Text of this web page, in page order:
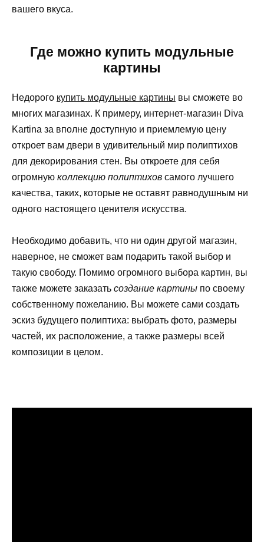
вашего вкуса.
Где можно купить модульные
картины
Недорого купить модульные картины вы сможете во
многих магазинах. К примеру, интернет-магазин Diva
Kartina за вполне доступную и приемлемую цену
откроет вам двери в удивительный мир полиптихов
для декорирования стен. Вы откроете для себя
огромную коллекцию полиптихов самого лучшего
качества, таких, которые не оставят равнодушным ни
одного настоящего ценителя искусства.
Необходимо добавить, что ни один другой магазин,
наверное, не сможет вам подарить такой выбор и
такую свободу. Помимо огромного выбора картин, вы
также можете заказать создание картины по своему
собственному пожеланию. Вы можете сами создать
эскиз будущего полиптиха: выбрать фото, размеры
частей, их расположение, а также размеры всей
композиции в целом.